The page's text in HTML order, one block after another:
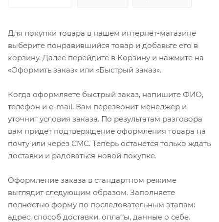
Для покупки товара в нашем интернет-магазине
выберите понравившийся товар и добавьте его в
корзину. Далее перейдите в Корзину и нажмите на
«Оформить заказ» или «Быстрый заказ».
Когда оформляете быстрый заказ, напишите ФИО,
телефон и e-mail. Вам перезвонит менеджер и
уточнит условия заказа. По результатам разговора
вам придет подтверждение оформления товара на
почту или через СМС. Теперь останется только ждать
доставки и радоваться новой покупке.
Оформление заказа в стандартном режиме
выглядит следующим образом. Заполняете
полностью форму по последовательным этапам:
адрес, способ доставки, оплаты, данные о себе.